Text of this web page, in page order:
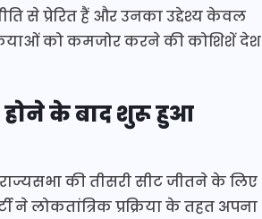
से प्रेरित हैं और उनका उद्देश्य केवल
को कमजोर करने की कोशिशें देश
के बाद शुरू हुआ
की तीसरी सीट जीतने के लिए
लोकतांत्रिक प्रक्रिया के तहत अपना